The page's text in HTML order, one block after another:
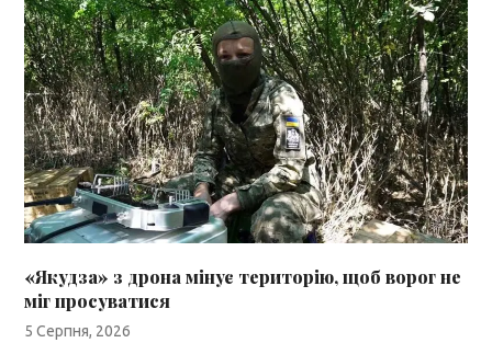
«Якудза» з дрона мінує територію, щоб ворог не
міг просуватися
5 Серпня, 2026